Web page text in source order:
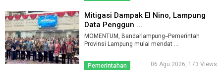
Mitigasi Dampak El Nino, Lampung
Data Penggun ...
MOMENTUM, Bandarlampung--Pemerintah
Provinsi Lampung mulai mendat ...
Pemerintahan 06 Agu 2026, 173 Views